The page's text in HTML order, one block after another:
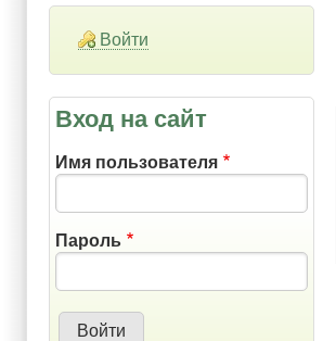
навигации
Войти
Вход на сайт
Имя пользователя
Пароль